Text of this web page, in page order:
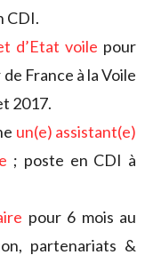
CDI.
d’Etat voile pour
France à la Voile
2017.
un(e) assistant(e)
; poste en CDI à
pour 6 mois au
partenariats &